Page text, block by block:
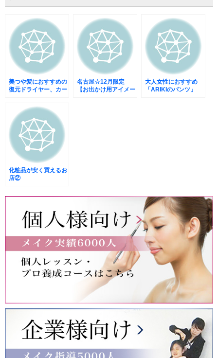
美つや髪におすすめの
復元ドライヤー、カー
名古屋☆12月限定
【お出かけ用アイメー
大人女性におすすめ
「ARIKIのパンツ」
化粧品が安く買えるお
店②